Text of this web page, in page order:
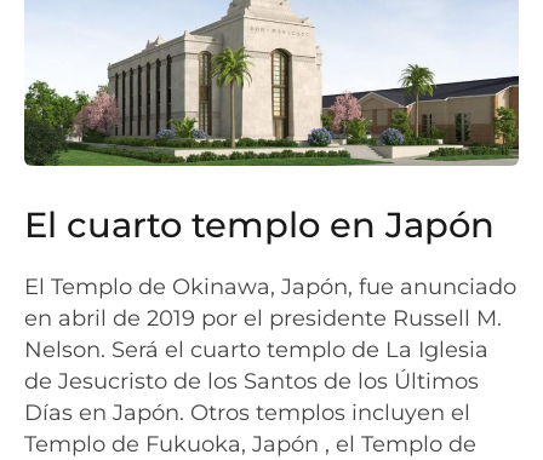
El cuarto templo en Japón
El Templo de Okinawa, Japón, fue anunciado
en abril de 2019 por el presidente Russell M.
Nelson. Será el cuarto templo de La Iglesia
de Jesucristo de los Santos de los Últimos
Días en Japón. Otros templos incluyen el
Templo de Fukuoka, Japón , el Templo de